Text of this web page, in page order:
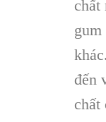
chất
gum
đến
chất